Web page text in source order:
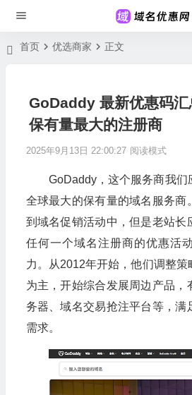
首页 优选商家 正文
GoDaddy 最新优惠码汇
保有量最大的注册商
2025年9月13日 22:00:27 阅读模式
GoDaddy，这个服务商我们
全球最大的保有量的域名服务商
到域名促销活动中，但是老站长
任何一个域名注册商的优惠活
力。从2012年开始，他们调整策
为主，开始综合发展周边产品，
务器、域名交易抢注平台等，满
需求。